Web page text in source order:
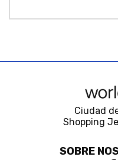
Ciudad
Shopping
SOBRE